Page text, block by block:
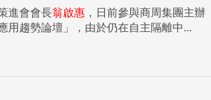
進會會長翁啟惠 ，日前參與商周集團主辦
用趨勢論壇」，由於仍在自主隔離中...